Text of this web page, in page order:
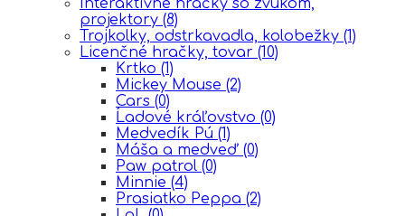
projektory (8)
Trojkolky, odstrkavadla, kolobežky (1)
Licenčné hračky, tovar (10)
Krtko (1)
Mickey Mouse (2)
Cars (0)
Ĺadové kráľovstvo (0)
Medvedík Pú (1)
Máša a medveď (0)
Paw patrol (0)
Minnie (4)
Prasiatko Peppa (2)